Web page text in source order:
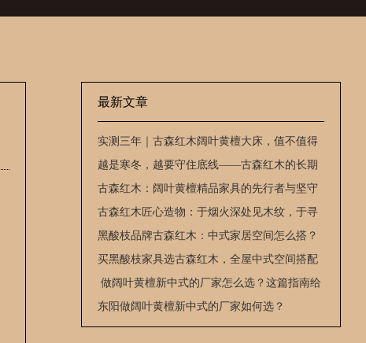
最新文章
实测三年｜古森红木阔叶黄檀大床，值不值得
入手？
越是寒冬，越要守住底线——古森红木的长期
主义坚守
古森红木：阔叶黄檀精品家具的先行者与坚守
者
古森红木匠心造物：于烟火深处见木纹，于寻
常之中藏风骨
黑酸枝品牌古森红木：中式家居空间怎么搭？
买黑酸枝家具选古森红木，全屋中式空间搭配
实用方案
​ 做阔叶黄檀新中式的厂家怎么选？这篇指南给
你明确答案
东阳做阔叶黄檀新中式的厂家如何选？